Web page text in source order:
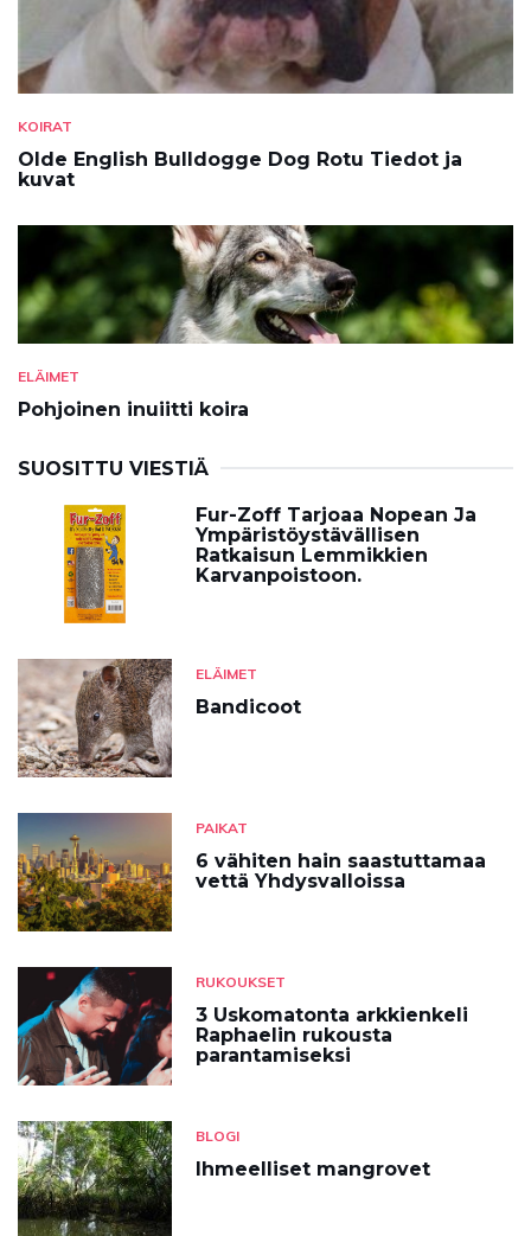
KOIRAT
Olde English Bulldogge Dog Rotu Tiedot ja
kuvat
ELÄIMET
Pohjoinen inuiitti koira
SUOSITTU VIESTIÄ
Fur-Zoff Tarjoaa Nopean Ja
Ympäristöystävällisen
Ratkaisun Lemmikkien
Karvanpoistoon.
ELÄIMET
Bandicoot
PAIKAT
6 vähiten hain saastuttamaa
vettä Yhdysvalloissa
RUKOUKSET
3 Uskomatonta arkkienkeli
Raphaelin rukousta
parantamiseksi
BLOGI
Ihmeelliset mangrovet